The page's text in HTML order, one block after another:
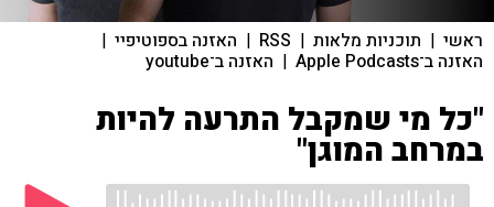
ראשי | תוכניות מלאות |
RSS
| האזנה בספוטיפיי |
האזנה ב־Apple Podcasts | האזנה ב־youtube
"כל מי שמקבל התרעה להיות
במרחב המוגן"